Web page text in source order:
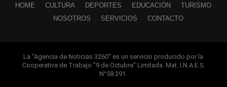
HOME CULTURA DEPORTES EDUCACIÓN
TURISMO
NOSOTROS
SERVICIOS CONTACTO
La "Agencia de Noticias 3260" es un servicio producido por la
Cooperativa de Trabajo "9 de Octubre" Limitada. Mat. I.N.A.E.S.
N°58.291.